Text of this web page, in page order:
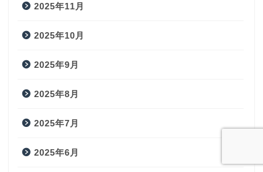
2025年11月
2025年10月
2025年9月
2025年8月
2025年7月
2025年6月